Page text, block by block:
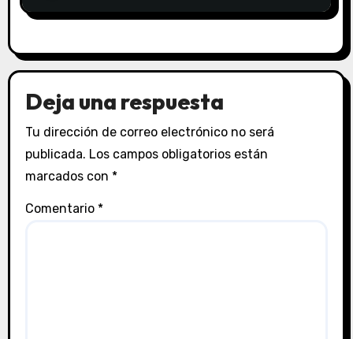
Deja una respuesta
Tu dirección de correo electrónico no será
publicada. Los campos obligatorios están
marcados con *
Comentario *